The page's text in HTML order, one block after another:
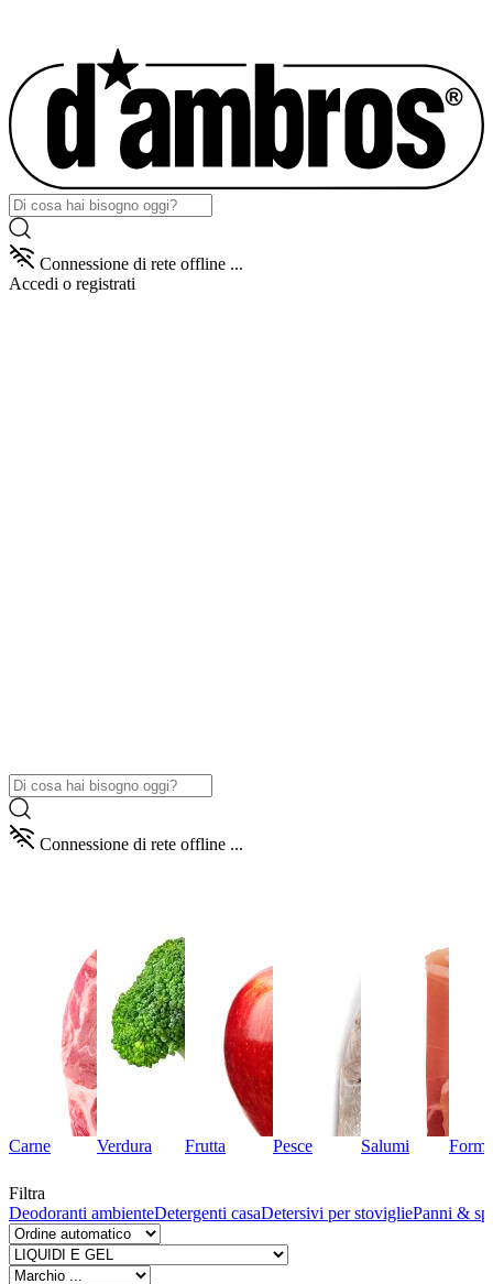
Connessione di rete offline ...
Accedi o registrati
Connessione di rete offline ...
Carne Verdura Frutta Pesce Salumi
Filtra
Deodoranti ambienteDetergenti casaDetersivi per stovigliePanni &